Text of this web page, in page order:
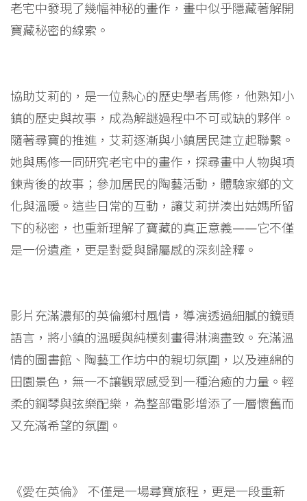
老宅中發現了幾幅神秘的畫作，畫中似乎隱藏著解開
寶藏秘密的線索。
協助艾莉的，是一位熱心的歷史學者馬修，他熟知小
鎮的歷史與故事，成為解謎過程中不可或缺的夥伴。
隨著尋寶的推進，艾莉逐漸與小鎮居民建立起聯繫。
她與馬修一同研究老宅中的畫作，探尋畫中人物與項
鍊背後的故事；參加居民的陶藝活動，體驗家鄉的文
化與溫暖。這些日常的互動，讓艾莉拼湊出姑媽所留
下的秘密，也重新理解了寶藏的真正意義——它不僅
是一份遺產，更是對愛與歸屬感的深刻詮釋。
影片充滿濃郁的英倫鄉村風情，導演透過細膩的鏡頭
語言，將小鎮的溫暖與純樸刻畫得淋漓盡致。充滿溫
情的圖書館、陶藝工作坊中的親切氛圍，以及連綿的
田園景色，無一不讓觀眾感受到一種治癒的力量。輕
柔的鋼琴與弦樂配樂，為整部電影增添了一層懷舊而
又充滿希望的氛圍。
《愛在英倫》 不僅是一場尋寶旅程，更是一段重新